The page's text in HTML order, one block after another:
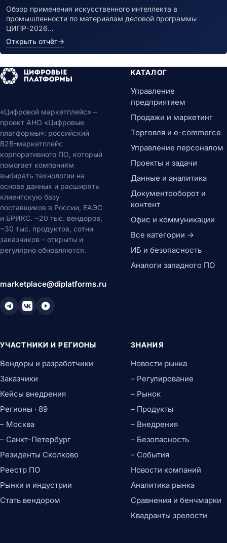
Обзор применения искусственного интеллекта в
промышленности по материалам деловой программы
ЦИПР-2026…
Открыть отчёт→
«Цифровой маркетплейс» –
проект АНО «Цифровые
платформы»: российский
B2B-маркетплейс
корпоративного ПО, который
помогает компаниям
выбирать технологии на
основе данных и расширять
клиентскую базу
поставщиков в России, ЕАЭС
и БРИКС. ~20 тыс. вендоров,
~30 тыс. продуктов, сотни
заказчиков – открыты и
регулярно обновляются.
marketplace@diplatforms.ru
КАТАЛОГ
Управление
предприятием
Продажи и маркетинг
Торговля и e-commerce
Управление персоналом
Проекты и задачи
Данные и аналитика
Документооборот и
контент
Офис и коммуникации
Все категории →
ИБ и безопасность
Аналоги западного ПО
УЧАСТНИКИ И РЕГИОНЫ
Вендоры и разработчики
Заказчики
Кейсы внедрения
Регионы · 89
– Москва
– Санкт-Петербург
Резиденты Сколково
Реестр ПО
Рынки и индустрии
Стать вендором
ЗНАНИЯ
Новости рынка
– Регулирование
– Рынок
– Продукты
– Внедрения
– Безопасность
– События
Новости компаний
Аналитика рынка
Сравнения и бенчмарки
Квадранты зрелости